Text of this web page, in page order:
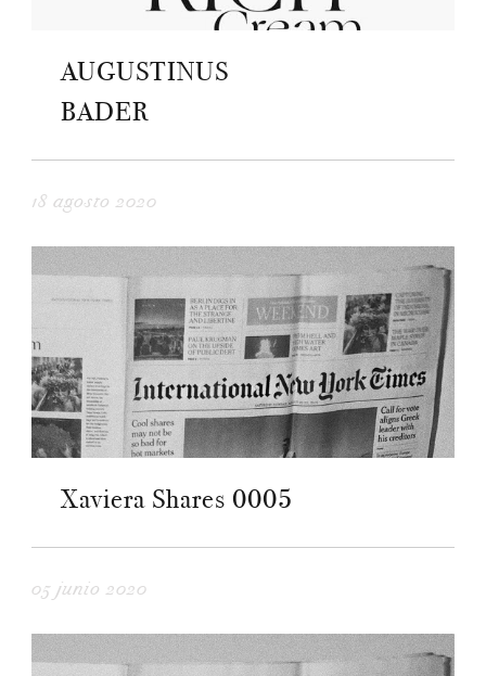
AUGUSTINUS
BADER
18 agosto 2020
Xaviera Shares 0005
05 junio 2020